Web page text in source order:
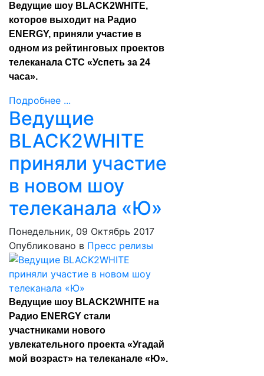
Ведущие шоу BLACK2WHITE,
которое выходит на Радио
ENERGY, приняли участие в
одном из рейтинговых проектов
телеканала СТС «Успеть за 24
часа».
Подробнее ...
Ведущие
BLACK2WHITE
приняли участие
в новом шоу
телеканала «Ю»
Понедельник, 09 Октябрь 2017
Опубликовано в Пресс релизы
Ведущие шоу BLACK2WHITE на
Радио ENERGY стали
участниками нового
увлекательного проекта «Угадай
мой возраст» на телеканале «Ю».